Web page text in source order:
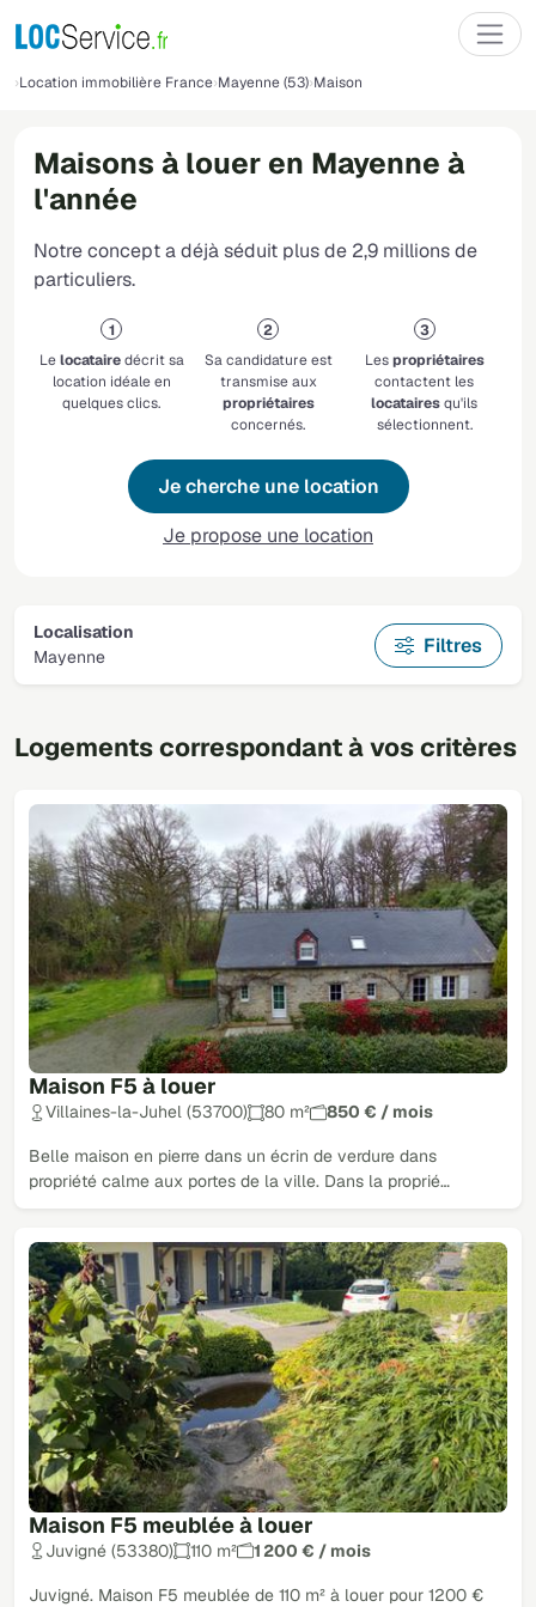
Location immobilière France Mayenne (53) Maison
Maisons à louer en Mayenne à
l'année
Notre concept a déjà séduit plus de 2,9 millions de
particuliers.
Lelocatairedécrit sa
location idéale en
quelques clics.
Sa candidature est
transmise aux
propriétaires
concernés.
Lespropriétaires
contactent les
locatairesqu'ils
sélectionnent.
Je cherche une location
Je propose une location
Localisation
Mayenne
Filtres
Logements correspondant à vos critères
Maison F5 à louer
Villaines-la-Juhel (53700) 80 m² 850 € / mois
Belle maison en pierre dans un écrin de verdure dans
propriété calme aux portes de la ville. Dans la proprié…
Maison F5 meublée à louer
Juvigné (53380) 110 m² 1 200 € / mois
Juvigné. Maison F5 meublée de 110 m² à louer pour 1200 €